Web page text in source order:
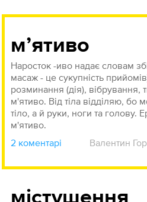
мʼятиво
Наросток -иво надає словам
масаж - це сукупність
розминання (дія), вібрування,
м'ятиво. Від тіла відділяю, бо
тіло, а й руки, ноги та голову.
м'ятиво.
2 коментарі
Валентин